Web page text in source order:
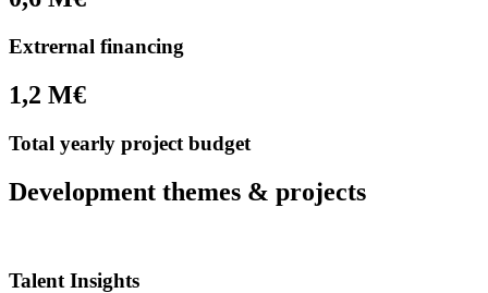
Extrernal financing
1,2 M€
Total yearly project budget
Development themes & projects
Talent Insights